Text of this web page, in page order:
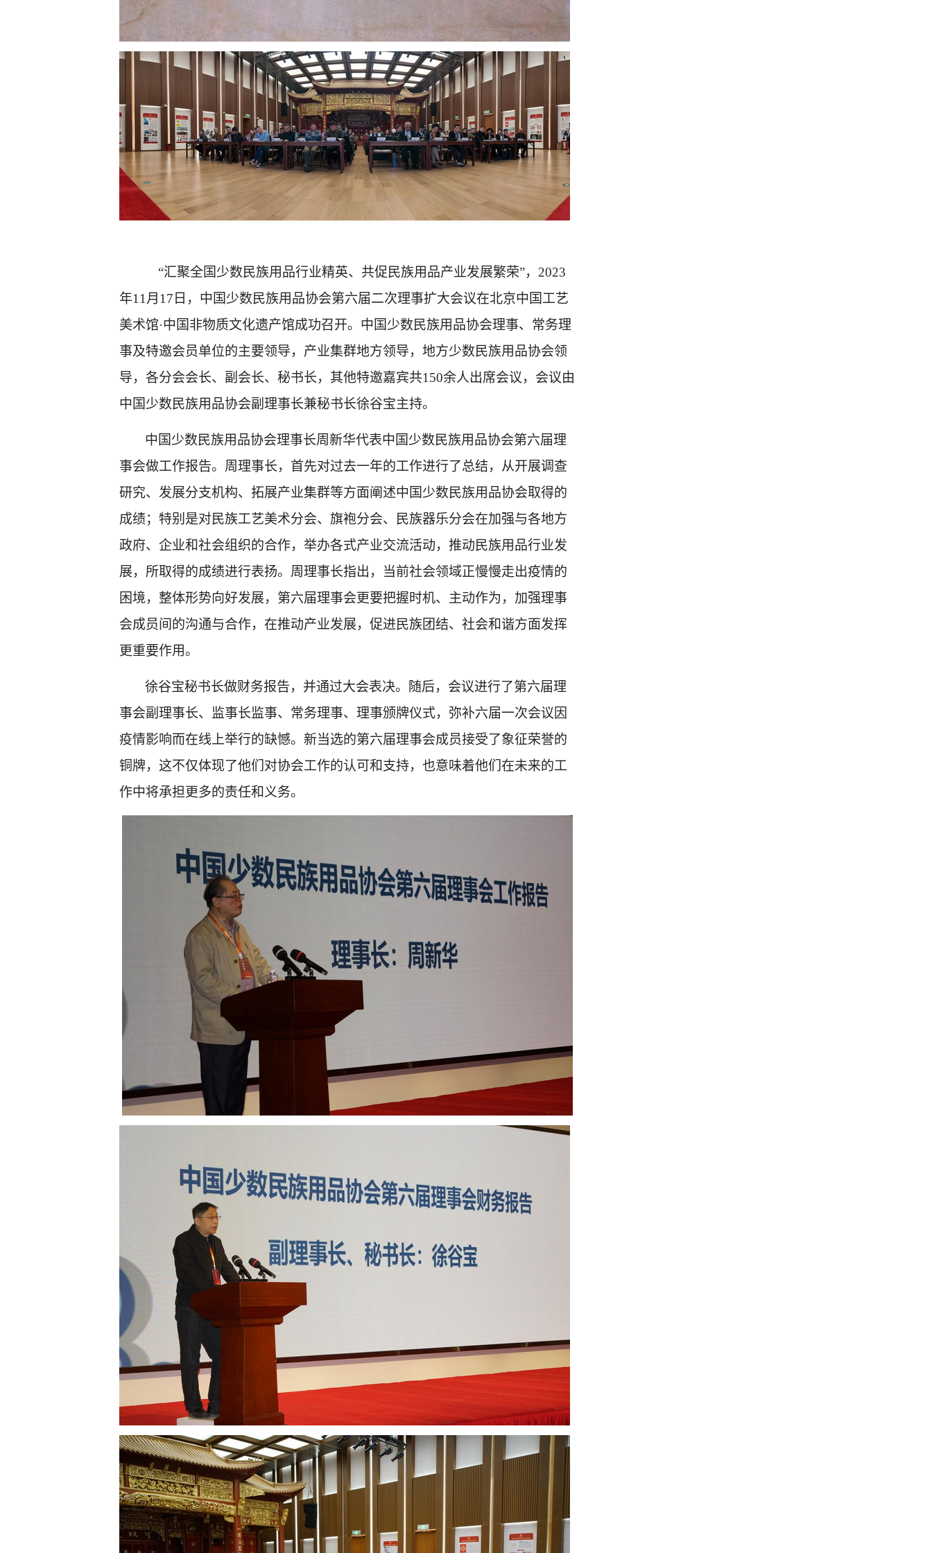
“汇聚全国少数民族用品行业精英、共促民族用品产业发展繁荣”，2023
年11月17日，中国少数民族用品协会第六届二次理事扩大会议在北京中国工艺
美术馆·中国非物质文化遗产馆成功召开。 中国少数民族用品协会理事、常务理
事及特邀会员单位的主要领导，产业集群地方领导，地方少数民族用品协会领
导，各分会会长、副会长、秘书长，其他特邀嘉宾共150余人出席会议， 会议由
中国少数民族用品协会副理事长兼秘书长徐谷宝主持。
中国少数民族用品协会理事长周新华代表中国少数民族用品协会第六届理
事会做工作报告。周理事长，首先对过去一年的工作进行了总结，从开展调查
研究、发展分支机构、拓展产业集群等方面阐述中国少数民族用品协会取得的
成绩；特别是对民族工艺美术分会、旗袍分会、民族器乐分会在加强与各地方
政府、企业和社会组织的合作，举办各式产业交流活动，推动民族用品行业发
展，所取得的成绩进行表扬。周理事长指出，当前社会领域正慢慢走出疫情的
困境，整体形势向好发展，第六届理事会更要把握时机、主动作为，加强理事
会成员间的沟通与合作，在推动产业发展，促进民族团结、社会和谐方面发挥
更重要作用。
徐谷宝秘书长做财务报告，并通过大会表决。随后，会议进行了第六届理
事会副理事长、监事长监事、常务理事、理事颁牌仪式，弥补六届一次会议因
疫情影响而在线上举行的缺憾。新当选的第六届理事会成员接受了象征荣誉的
铜牌，这不仅体现了他们对协会工作的认可和支持，也意味着他们在未来的工
作中将承担更多的责任和义务。